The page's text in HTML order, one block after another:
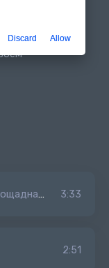
(Jony Cover) 3:33
2:51
Discard Allow